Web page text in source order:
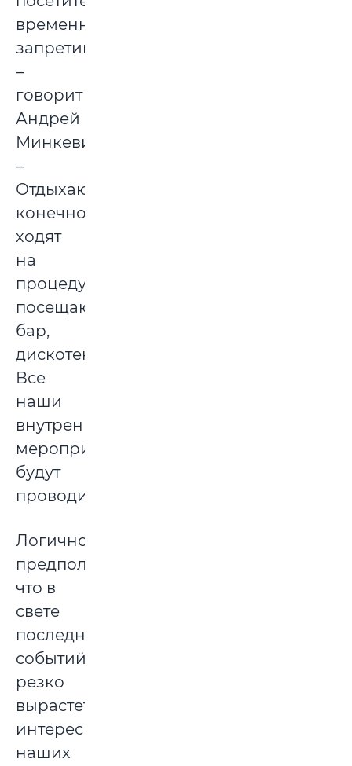
временно
запретим,
–
говорит
Андрей
Минкевич.
–
Отдыхающие,
конечно,
ходят
на
процедуры,
посещают
бар,
дискотеку.
Все
наши
внутренние
мероприятия
будут
проводиться.
Логично
предположить,
что в
свете
последних
событий
резко
вырастет
интерес
наших